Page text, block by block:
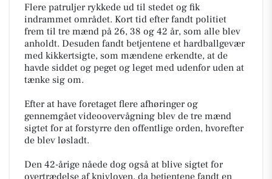
Flere patruljer rykkede ud til stedet og fik
indrammet området. Kort tid efter fandt politiet
frem til tre mænd på 26, 38 og 42 år, som alle blev
anholdt. Desuden fandt betjentene et hardballgevær
med kikkertsigte, som mændene erkendte, at de
havde siddet og peget og leget med udenfor uden at
tænke sig om.
Efter at have foretaget flere afhøringer og
gennemgået videoovervågning blev de tre mænd
sigtet for at forstyrre den offentlige orden, hvorefter
de blev løsladt.
Den 42-årige nåede dog også at blive sigtet for
overtrædelse af knivloven, da betjentene fandt en